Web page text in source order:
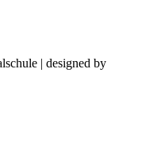
| designed by